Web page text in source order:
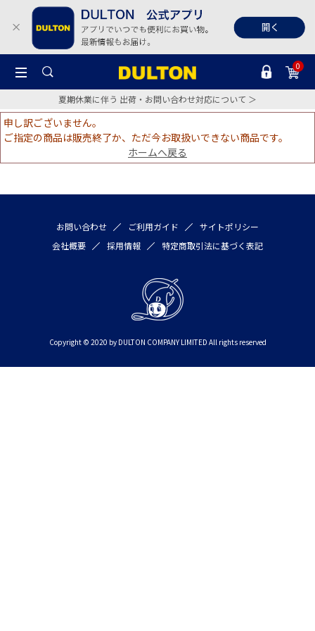
0
夏期休業に伴う 出荷・お問い合わせ対応について ＞
申し訳ございません。
ご指定の商品は販売終了か、ただ今お取扱いできない商品です。
ホームへ戻る
お問い合わせ ご利用ガイド
サイトポリシー
会社概要
採用情報 特定商取引法に基づく表記
Copyright © 2020 by DULTON COMPANY LIMITED All rights reserved